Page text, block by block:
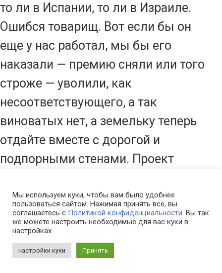
то ли в Испании, то ли в Израиле.
Ошибся товарищ. Вот если бы он
еще у нас работал, мы бы его
наказали — премию сняли или того
строже — уволили, как
несоответствующего, а так
виноватых нет, а земельку теперь
отдайте вместе с дорогой и
подпорными стенами. Проект
хозяин другой нарисует, не
проблема.»
— Это и по закону, и по понятиям
наш участок, мы же аренду
Мы используем куки, чтобы вам было удобнее
пользоваться сайтом. Нажимая принять все, вы
соглашаетесь с Политикой конфиденциальности. Вы так
же можете настроить необходимые для вас куки в
настройках.
настройки куки Принять